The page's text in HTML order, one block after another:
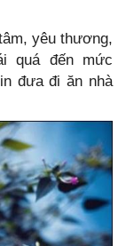
yêu thương,
quá đến mức
đưa đi ăn nhà